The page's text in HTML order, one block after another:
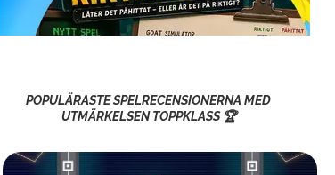
POPULÄRASTE SPELRECENSIONERNA MED
UTMÄRKELSEN TOPPKLASS 🏆